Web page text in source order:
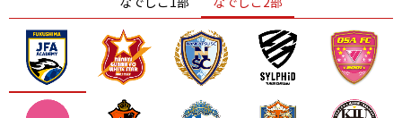
ニッパツ 名古屋 静岡 愛媛Ｌ